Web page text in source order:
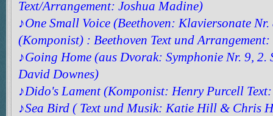
Text/Arrangement: Joshua Madine)
♪One Small Voice (Beethoven: Klaviersonate
(Komponist) : Beethoven Text und Arrangement:
♪Going Home (aus Dvorak: Symphonie Nr. 9,
David Downes)
♪Dido's Lament (Komponist: Henry Purcell
♪Sea Bird ( Text und Musik: Katie Hill & Chris